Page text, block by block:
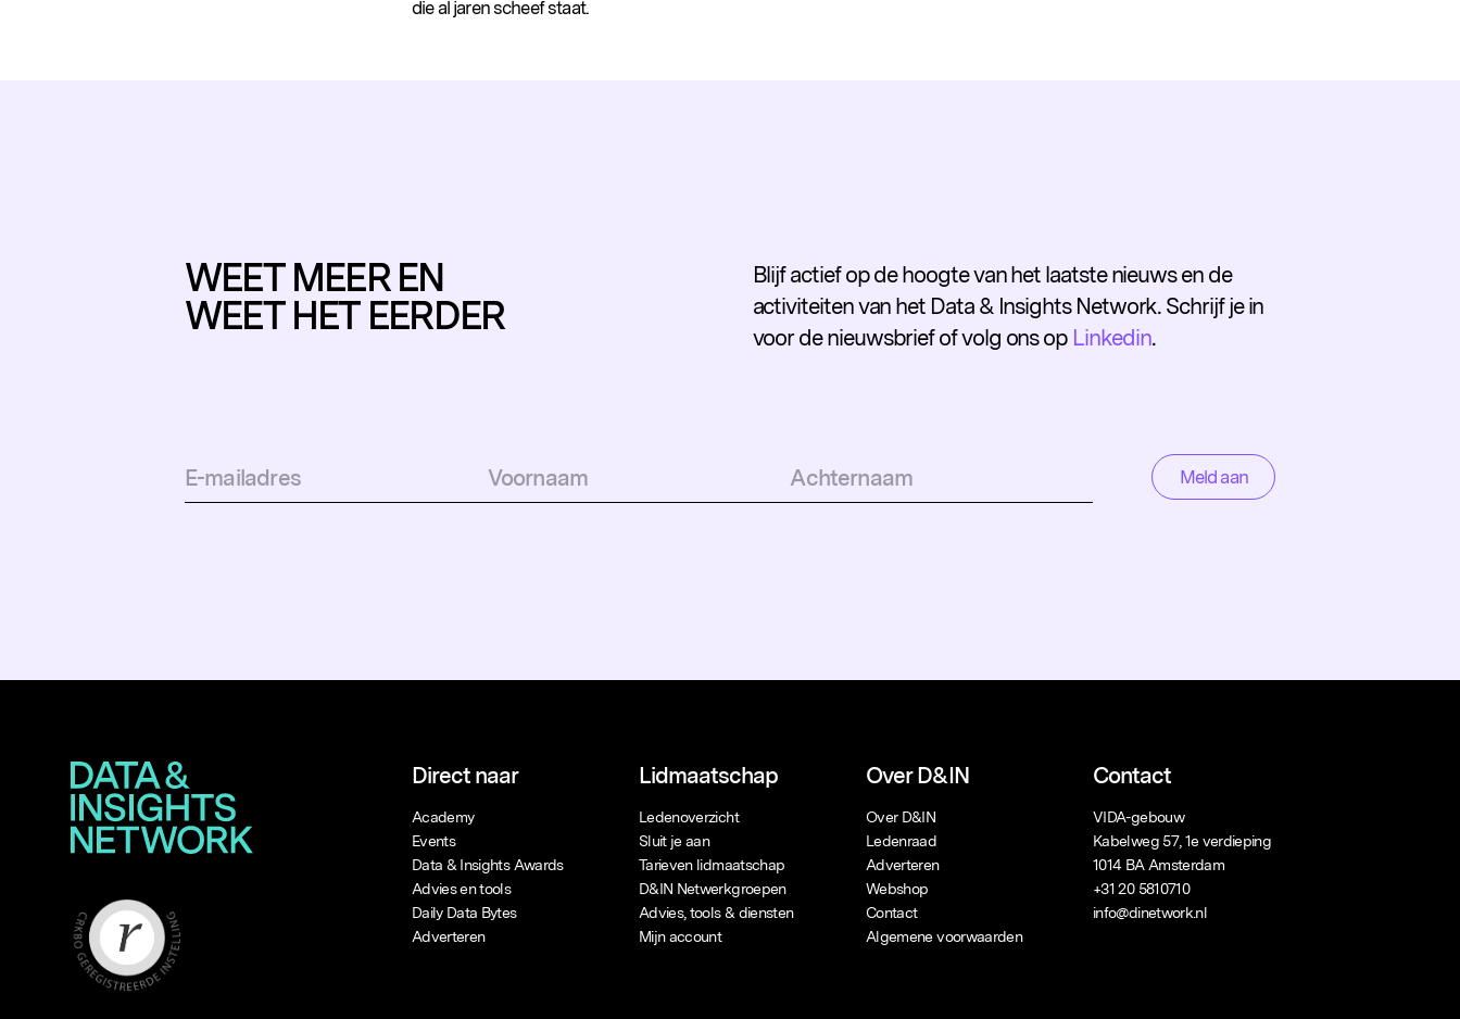
die al jaren scheef staat.
WEET MEER EN
WEET HET EERDER
Blijf actief op de hoogte van het laatste nieuws en de
activiteiten van het Data & Insights Network. Schrijf je in
voor de nieuwsbrief of volg ons op Linkedin.
Direct naar
Academy
Events
Data & Insights Awards
Advies en tools
Daily Data Bytes
Adverteren
Lidmaatschap
Ledenoverzicht
Sluit je aan
Tarieven lidmaatschap
D&IN Netwerkgroepen
Advies, tools & diensten
Mijn account
Over D&IN
Over D&IN
Ledenraad
Adverteren
Webshop
Contact
Algemene voorwaarden
Contact
VIDA-gebouw
Kabelweg 57, 1e verdieping
1014 BA Amsterdam
+31 20 5810710
info@dinetwork.nl